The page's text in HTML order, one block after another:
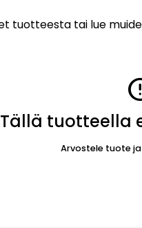
tuotteesta tai lue
Tällä tuotteella
Arvostele tuote